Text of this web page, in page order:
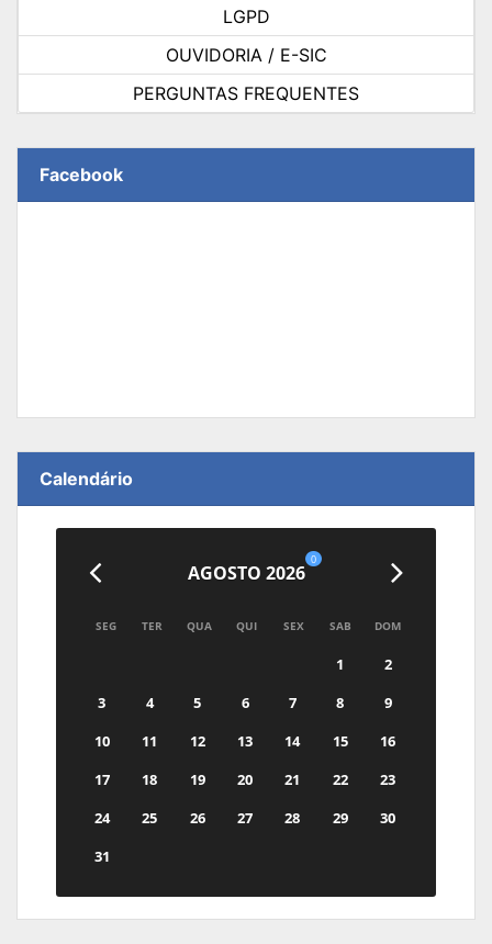
LGPD
OUVIDORIA / E-SIC
PERGUNTAS FREQUENTES
Facebook
Calendário
AGOSTO 2026
0
SEG TER QUA QUI SEX SAB DOM
1
2
3
4 5 6 7 8
9
10
11 12 13 14 15
16
17
18 19 20 21 22
23
24
25 26 27 28 29
30
31